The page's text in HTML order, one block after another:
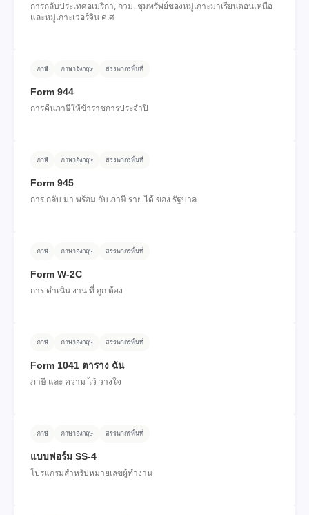
การกลับประเทศอเมริกา, กวม, ชุมทรัพย์ของหมู่เกาะมาเรียนตอนเหนือ
และหมู่เกาะเวอร์จิน ค.ศ
ภาษี ภาษาอังกฤษ สรรพากรพื้นที่
Form 944
การคืนภาษีให้ข้าราชการประจําปี
ภาษี ภาษาอังกฤษ สรรพากรพื้นที่
Form 945
การ กลับ มา พร้อม กับ ภาษี ราย ได้ ของ รัฐบาล
ภาษี ภาษาอังกฤษ สรรพากรพื้นที่
Form W-2C
การ ดําเนิน งาน ที่ ถูก ต้อง
ภาษี ภาษาอังกฤษ สรรพากรพื้นที่
Form 1041 ตาราง ฉัน
ภาษี และ ความ ไว้ วางใจ
ภาษี ภาษาอังกฤษ สรรพากรพื้นที่
แบบฟอร์ม SS-4
โปรแกรมสําหรับหมายเลขผู้ทํางาน